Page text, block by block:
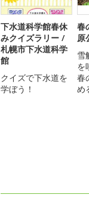
下水道科学館春休
みクイズラリー /
札幌市下水道科学
館
クイズで下水道を
学ぼう！
春
原
雪
を
春
め